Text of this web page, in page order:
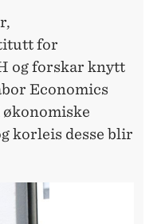
for
og forskar knytt
Economics
økonomiske
korleis desse blir